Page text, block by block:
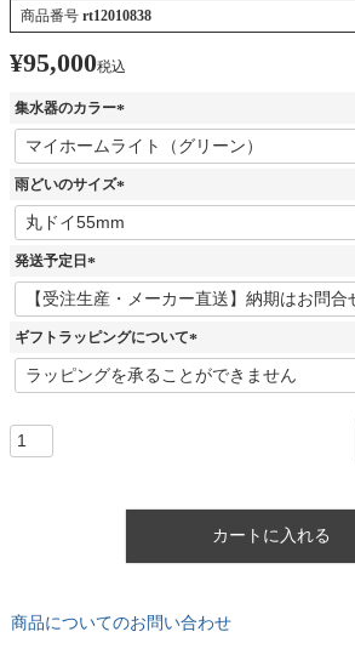
商品番号 rt12010838
¥95,000税込
集水器のカラー
(
必
須
雨どいのサイズ
(
必
発送予定日
(
必
須
ギフトラッピングについて
(
必
カートに入れる
商品についてのお問い合わせ